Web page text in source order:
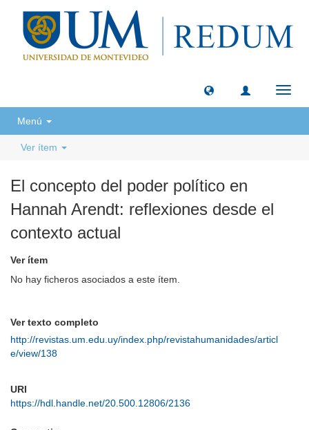
Menú
Ver ítem
El concepto del poder político en
Hannah Arendt: reflexiones desde el
contexto actual
Ver ítem
No hay ficheros asociados a este ítem.
Ver texto completo
http://revistas.um.edu.uy/index.php/revistahumanidades/articl
e/view/138
URI
https://hdl.handle.net/20.500.12806/2136